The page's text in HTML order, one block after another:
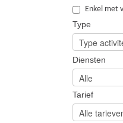
Enkel met
Type
Diensten
Tarief